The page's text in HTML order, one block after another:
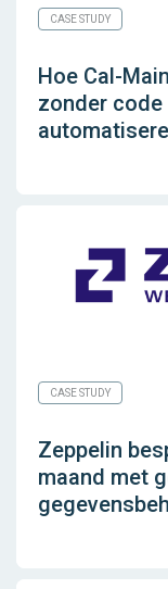
CASE STUDY
Hoe Cal-
zonder
CASE STUDY
Zeppelin
maand met